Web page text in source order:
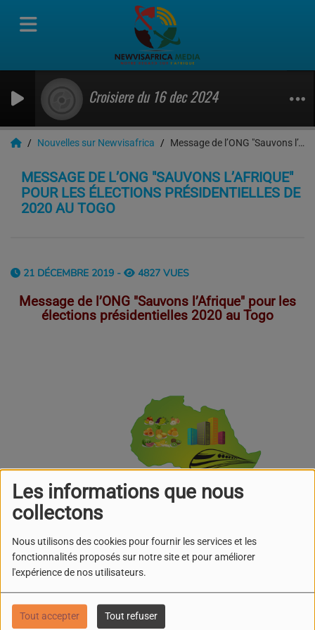
Les informations que nous
collectons
Nous utilisons des cookies pour fournir les services et les
fonctionnalités proposés sur notre site et pour améliorer
l'expérience de nos utilisateurs.
Tout accepter Tout refuser
Croisiere du 16 dec 2024
Nouvelles sur Newvisafrica Message de l’ONG "Sauvons l’Afrique" pour les élections présidentielles de 2020 au Togo
MESSAGE DE L’ONG "SAUVONS L’AFRIQUE"
POUR LES ÉLECTIONS PRÉSIDENTIELLES DE
2020 AU TOGO
21 DÉCEMBRE 2019 - 4827 VUES
Message de l’ONG "Sauvons l’Afrique" pour les
élections présidentielles 2020 au Togo